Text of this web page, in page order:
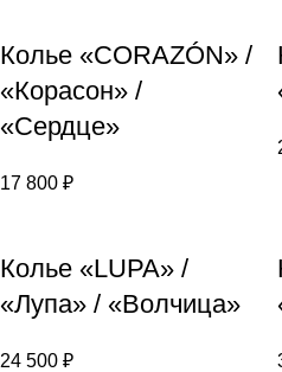
Колье «CORAZÓN» /
«Корасон» /
«Сердце»
17 800 ₽
Колье «LUPA» /
«Лупа» / «Волчица»
24 500 ₽